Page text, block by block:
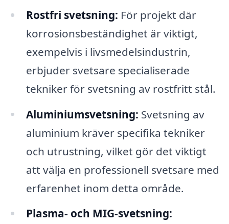
Rostfri svetsning: För projekt där
korrosionsbeständighet är viktigt,
exempelvis i livsmedelsindustrin,
erbjuder svetsare specialiserade
tekniker för svetsning av rostfritt stål.
Aluminiumsvetsning: Svetsning av
aluminium kräver specifika tekniker
och utrustning, vilket gör det viktigt
att välja en professionell svetsare med
erfarenhet inom detta område.
Plasma- och MIG-svetsning: